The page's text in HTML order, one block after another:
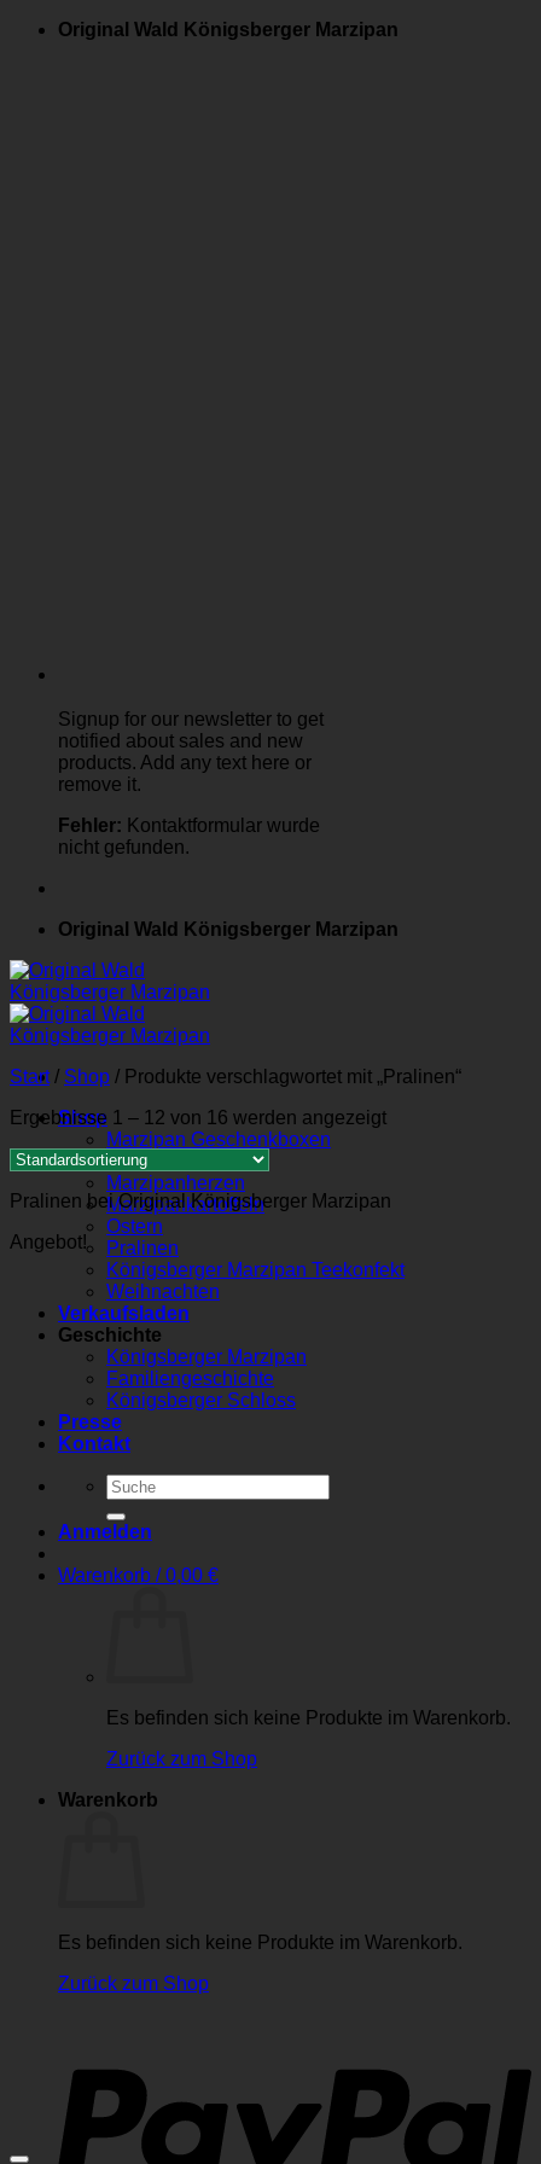
Zum
Original Wald Königsberger Marzipan
Signup for our newsletter to get
notified about sales and new
products. Add any text here or
remove it.
Fehler: Kontaktformular wurde
nicht gefunden.
Original Wald Königsberger Marzipan
Shop
Marzipan Geschenkboxen
Marzipanbrote
Marzipanherzen
Marzipankartoffeln
Ostern
Pralinen
Königsberger Marzipan Teekonfekt
Weihnachten
Verkaufsladen
Geschichte
Königsberger Marzipan
Familiengeschichte
Königsberger Schloss
Presse
Kontakt
Suchen
nach:
Anmelden
Warenkorb /0,00 €
Es befinden sich keine Produkte im Warenkorb.
Zurück zum Shop
Warenkorb
Es befinden sich keine Produkte im Warenkorb.
Zurück zum Shop
Start / Shop / Produkte verschlagwortet mit „Pralinen“
Ergebnisse 1 – 12 von 16 werden angezeigt
Pralinen bei Original Königsberger Marzipan
Angebot!